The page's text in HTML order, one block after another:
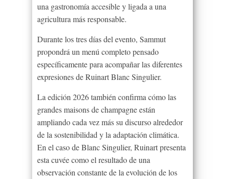
una gastronomía accesible y ligada a una
agricultura más responsable.
Durante los tres días del evento, Sammut
propondrá un menú completo pensado
específicamente para acompañar las diferentes
expresiones de Ruinart Blanc Singulier.
La edición 2026 también confirma cómo las
grandes maisons de champagne están
ampliando cada vez más su discurso alrededor
de la sostenibilidad y la adaptación climática.
En el caso de Blanc Singulier, Ruinart presenta
esta cuvée como el resultado de una
observación constante de la evolución de los